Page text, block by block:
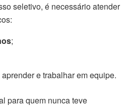
seletivo, é necessário atender
;
e trabalhar em equipe.
para quem nunca teve